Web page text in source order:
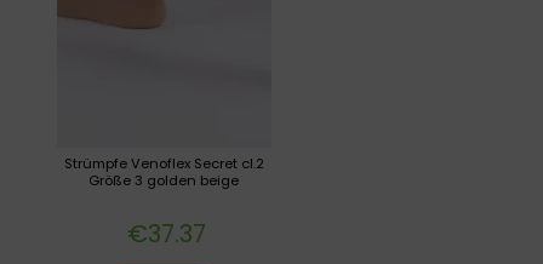
Strümpfe Venoflex Secret cl.2
Größe 3 golden beige
€37.37